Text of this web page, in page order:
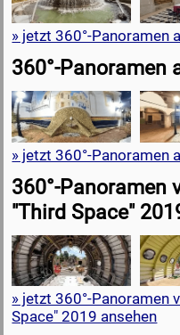
» jetzt 360°-Panoramen
360°-Panoramen
» jetzt 360°-Panoramen
360°-Panoramen
"Third Space"
» jetzt 360°-Panoramen
Space" 2019 ansehen